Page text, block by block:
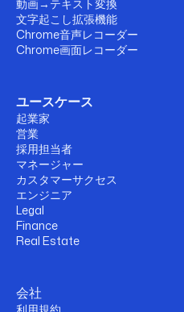
動画→テキスト変換
文字起こし拡張機能
Chrome音声レコーダー
Chrome画面レコーダー
ユースケース
起業家
営業
採用担当者
マネージャー
カスタマーサクセス
エンジニア
Legal
Finance
Real Estate
会社
利用規約